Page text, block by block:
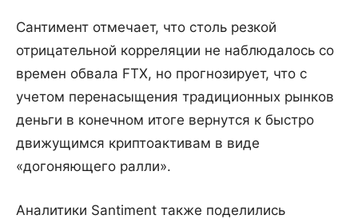
Сантимент отмечает, что столь резкой
отрицательной корреляции не наблюдалось со
времен обвала FTX, но прогнозирует, что с
учетом перенасыщения традиционных рынков
деньги в конечном итоге вернутся к быстро
движущимся криптоактивам в виде
«догоняющего ралли».
Аналитики Santiment также поделились